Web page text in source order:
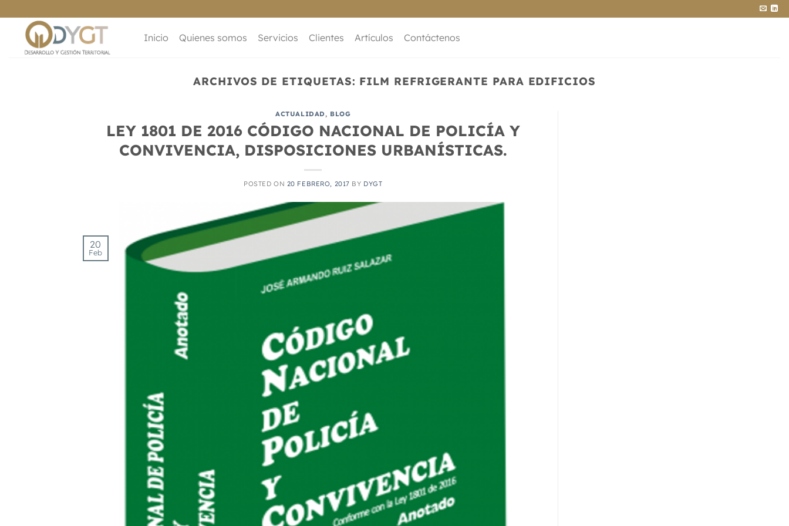
al
contenido
Inicio Quienes somos Servicios Clientes Artículos Contáctenos
ARCHIVOS DE ETIQUETAS: FILM REFRIGERANTE PARA EDIFICIOS
ACTUALIDAD, BLOG
LEY 1801 DE 2016 CÓDIGO NACIONAL DE POLICÍA Y
CONVIVENCIA, DISPOSICIONES URBANÍSTICAS.
POSTED ON 20 FEBRERO, 2017 BY DYGT
20
Feb